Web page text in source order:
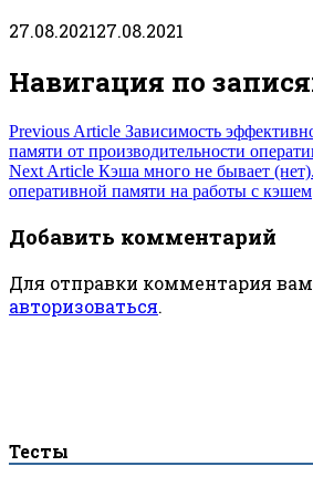
27.08.202127.08.2021
Навигация по
Previous Article Зависимость
памяти от производительности
Next Article Кэша много не бывает
оперативной памяти на работы с кэшем
Добавить комментарий
Для отправки комментария
авторизоваться.
Тесты